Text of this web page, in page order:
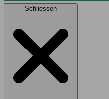
Schliessen